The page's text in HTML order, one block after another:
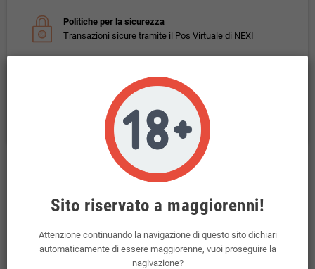
Politiche per la sicurezza
Transazioni sicure tramite il Pos Virtuale di NEXI
Spedizioni incluse per ordini superiori a 69€
Politiche per i resi
Il Diritto di Recesso è regolato dal D. Lgs n. 206/2005
Gusto: rhum e pera ghiacciati .
Questo prodotto non contiene nicotina.
Sito riservato a maggiorenni!
Attenzione continuando la navigazione di questo sito dichiari
automaticamente di essere maggiorenne, vuoi proseguire la
nagivazione?